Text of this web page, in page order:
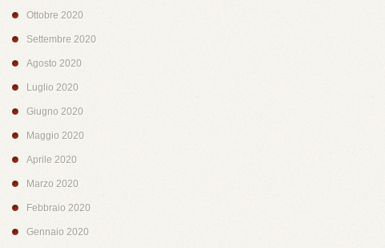
Ottobre 2020
Settembre 2020
Agosto 2020
Luglio 2020
Giugno 2020
Maggio 2020
Aprile 2020
Marzo 2020
Febbraio 2020
Gennaio 2020